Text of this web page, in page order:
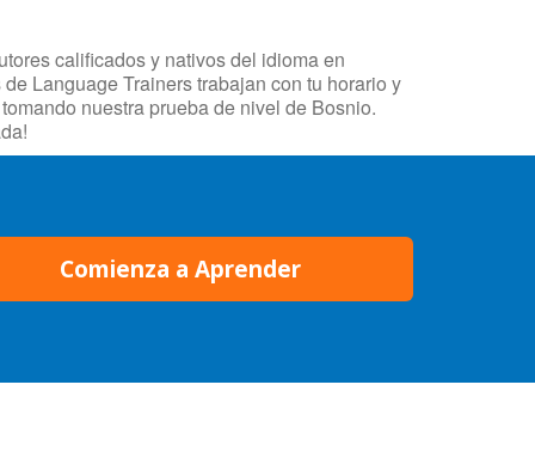
calificados y nativos del idioma en
Language Trainers trabajan con tu horario y
nuestra prueba de nivel de Bosnio.
Comienza a Aprender